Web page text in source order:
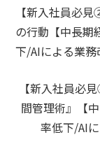
【新入社員必
の行動【中長期
下/AIによる業務
【新入社員必
間管理術』【
率低下/AI